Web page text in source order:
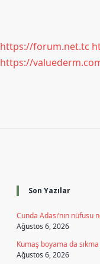
https://forum.net.tc
https://
Son Yazılar
Cunda Adası’nın nüfusu
Ağustos 6, 2026
Kumaş boyama da sıkma
Ağustos 6, 2026